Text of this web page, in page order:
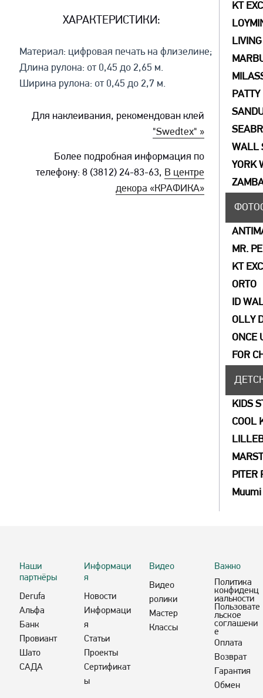
ХАРАКТЕРИСТИКИ:
Материал: цифровая печать на флизелине;
Длина рулона: от 0,45 до 2,65 м.
Ширина рулона: от 0,45 до 2,7 м.
Для наклеивания, рекомендован клей
"Swedtex" »
Более подробная информация по
телефону: 8 (3812) 24-83-63, В центре
декора «КРАФИКА»
KT
WALL
YORK
MR.
KT
ORTO
ID
OLLY
ONCE
FOR
KIDS
COOL
PITER
Наши
партнёры
Derufa
Альфа
Банк
Провиант
Шато
САДА
Информаци
я
Новости
Информаци
я
Статьи
Проекты
Сертификат
ы
Видео
Видео
ролики
Мастер
Классы
Важно
Политика
конфиденц
иальности
Пользовате
льское
соглашени
е
Оплата
Возврат
Гарантия
Обмен